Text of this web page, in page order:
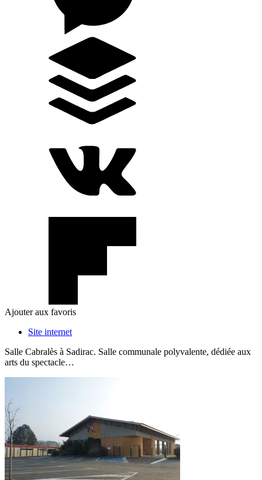
Ajouter aux favoris
Site internet
Salle Cabralès à Sadirac. Salle communale polyvalente, dédiée aux
arts du spectacle…